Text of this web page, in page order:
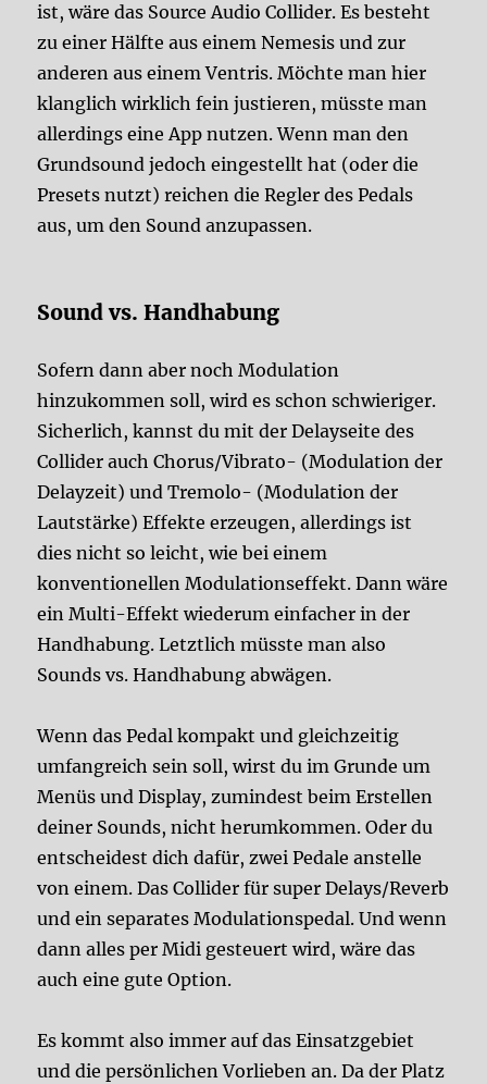
ist, wäre das Source Audio Collider. Es besteht
zu einer Hälfte aus einem Nemesis und zur
anderen aus einem Ventris. Möchte man hier
klanglich wirklich fein justieren, müsste man
allerdings eine App nutzen. Wenn man den
Grundsound jedoch eingestellt hat (oder die
Presets nutzt) reichen die Regler des Pedals
aus, um den Sound anzupassen.
Sound vs. Handhabung
Sofern dann aber noch Modulation
hinzukommen soll, wird es schon schwieriger.
Sicherlich, kannst du mit der Delayseite des
Collider auch Chorus/Vibrato- (Modulation der
Delayzeit) und Tremolo- (Modulation der
Lautstärke) Effekte erzeugen, allerdings ist
dies nicht so leicht, wie bei einem
konventionellen Modulationseffekt. Dann wäre
ein Multi-Effekt wiederum einfacher in der
Handhabung. Letztlich müsste man also
Sounds vs. Handhabung abwägen.
Wenn das Pedal kompakt und gleichzeitig
umfangreich sein soll, wirst du im Grunde um
Menüs und Display, zumindest beim Erstellen
deiner Sounds, nicht herumkommen. Oder du
entscheidest dich dafür, zwei Pedale anstelle
von einem. Das Collider für super Delays/Reverb
und ein separates Modulationspedal. Und wenn
dann alles per Midi gesteuert wird, wäre das
auch eine gute Option.
Es kommt also immer auf das Einsatzgebiet
und die persönlichen Vorlieben an. Da der Platz